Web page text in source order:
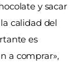
y sacar
calidad del
es
a comprar»,